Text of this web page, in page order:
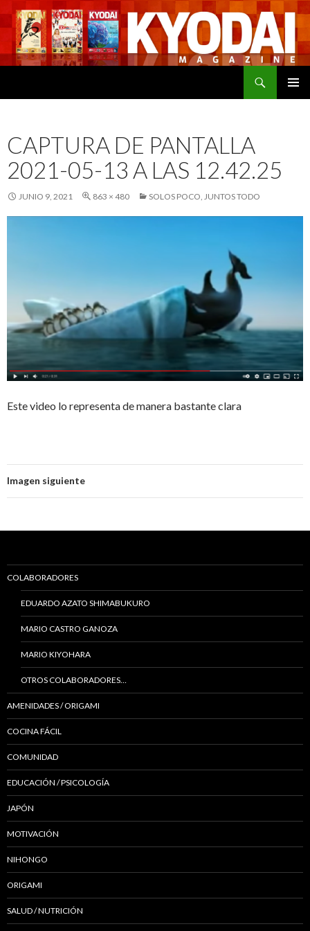
CAPTURA DE PANTALLA
2021-05-13 A LAS 12.42.25
JUNIO 9, 2021 863 × 480 SOLOS POCO, JUNTOS TODO
Este video lo representa de manera bastante clara
Imagen siguiente
COLABORADORES
EDUARDO AZATO SHIMABUKURO
MARIO CASTRO GANOZA
MARIO KIYOHARA
OTROS COLABORADORES…
AMENIDADES / ORIGAMI
COCINA FÁCIL
COMUNIDAD
EDUCACIÓN / PSICOLOGÍA
JAPÓN
MOTIVACIÓN
NIHONGO
ORIGAMI
SALUD / NUTRICIÓN